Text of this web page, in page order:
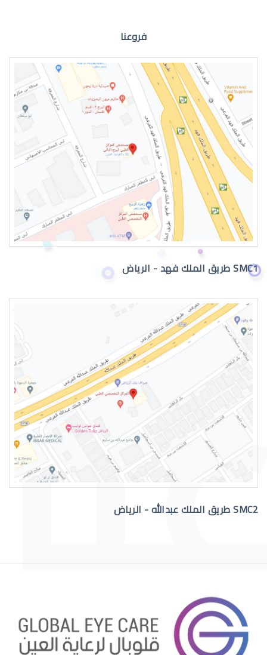
طبيب عيون اطفال في الرياض
دكتور عيون
دكتور عيون واتس اب
رقم دكتور عيون للاستشاره
افضل دكتور عيون اطفال بالرياض
فروعنا
SMC1 طريق الملك فهد - الرياض
SMC2 طريق الملك عبدالله - الرياض